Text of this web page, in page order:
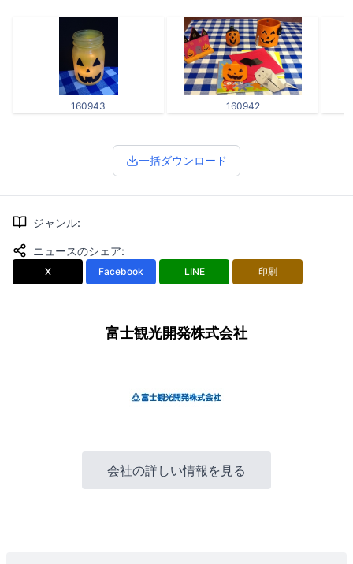
160943 160942
一括ダウンロード
ジャンル:
ニュースのシェア:
X Facebook LINE 印刷
富士観光開発株式会社
会社の詳しい情報を見る